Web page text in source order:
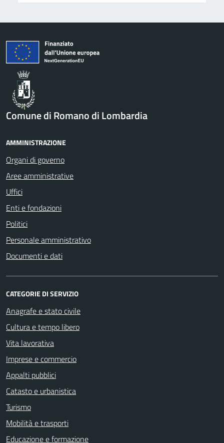
Comune di Romano di Lombardia
AMMINISTRAZIONE
Organi di governo
Aree amministrative
Uffici
Enti e fondazioni
Politici
Personale amministrativo
Documenti e dati
CATEGORIE DI SERVIZIO
Anagrafe e stato civile
Cultura e tempo libero
Vita lavorativa
Imprese e commercio
Appalti pubblici
Catasto e urbanistica
Turismo
Mobilità e trasporti
Educazione e formazione